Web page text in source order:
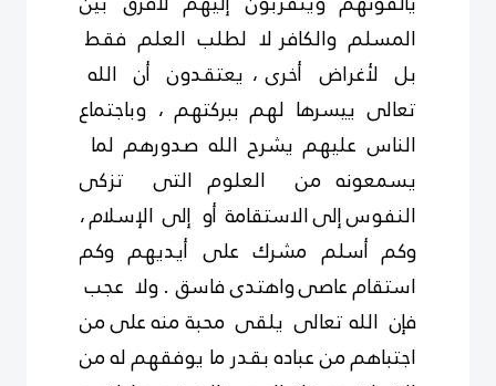
المسلم والكافر لا لطلب العلم فقط
بل لأغراض أخرى ، يعتقدون أن الله
تعالى ييسرها لهم ببركتهم ، وباجتماع
الناس عليهم يشرح الله صدورهم لما
يسمعونه من العلوم التى تزكى
النفوس إلى الاستقامة أو إلى الإسلام ،
وكم أسلم مشرك على أيديهم وكم
استقام عاصى واهتدى فاسق . ولا عجب
فإن الله تعالى يلقى محبة منه على من
اجتباهم من عباده بقدر ما يوفقهم له من